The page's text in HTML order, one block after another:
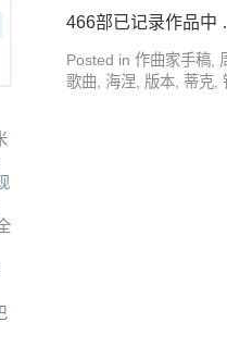
466部已记录作品
Posted in 作曲家手稿
歌曲
海涅 版本 蒂克